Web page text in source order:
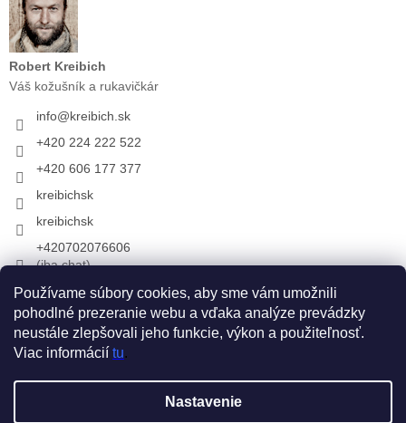
Používame súbory cookies, aby sme vám umožnili
pohodlné prezeranie webu a vďaka analýze prevádzky
neustále zlepšovali jeho funkcie, výkon a použiteľnosť.
Viac informácií tu.
Nastavenie
Robert Kreibich
Váš kožušník a rukavičkár
info@kreibich.sk
+420 224 222 522
+420 606 177 377
kreibichsk
kreibichsk
+420702076606
(iba chat)
Prijímame online platby